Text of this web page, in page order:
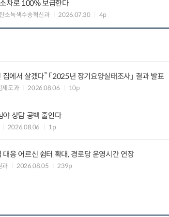
차로 100% 보급한다
소녹색수송혁신과 2026.07.30 4p
에서 살겠다” 「2025년 장기요양실태조사」 결과 발표
제도과 2026.08.06 10p
야 상담 공백 줄인다
2026.08.06 1p
응 어르신 쉼터 확대, 경로당 운영시간 연장
과 2026.08.05 239p